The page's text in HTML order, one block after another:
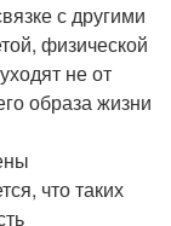
с другими
физической
не от
образа жизни
что таких